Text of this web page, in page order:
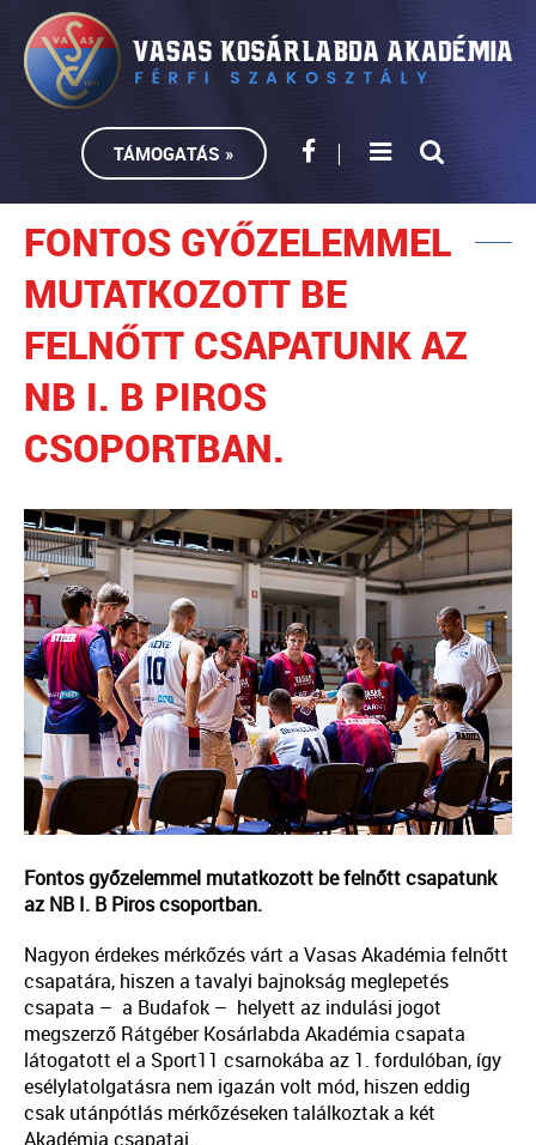
TÁMOGATÁS »
FONTOS GYŐZELEMMEL
MUTATKOZOTT BE
FELNŐTT CSAPATUNK AZ
NB I. B PIROS
CSOPORTBAN.
Fontos győzelemmel mutatkozott be felnőtt csapatunk
az NB I. B Piros csoportban.
Nagyon érdekes mérkőzés várt a Vasas Akadémia felnőtt
csapatára, hiszen a tavalyi bajnokság meglepetés
csapata – a Budafok – helyett az indulási jogot
megszerző Rátgéber Kosárlabda Akadémia csapata
látogatott el a Sport11 csarnokába az 1. fordulóban, így
esélylatolgatásra nem igazán volt mód, hiszen eddig
csak utánpótlás mérkőzéseken találkoztak a két
Akadémia csapatai.